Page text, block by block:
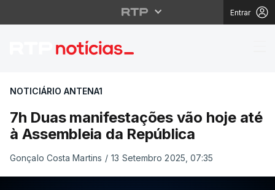
Entrar
7h Duas
NOTICIÁRIO ANTENA1
7h Duas manifestações vão hoje até
à Assembleia da República
Gonçalo Costa Martins / 13 Setembro 2025, 07:35